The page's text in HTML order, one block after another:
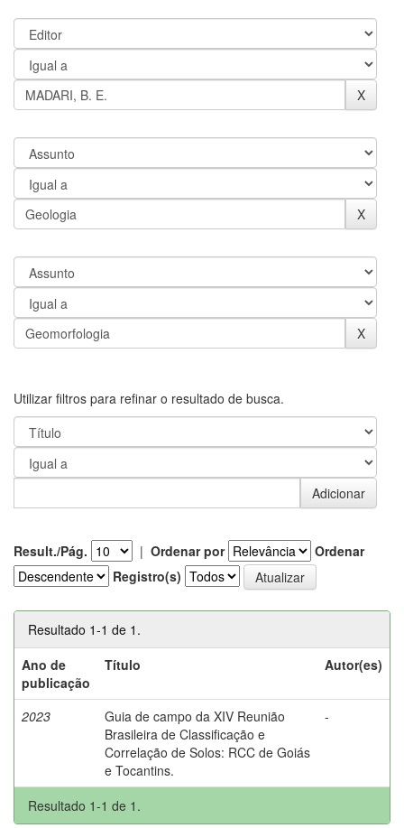
Utilizar filtros para refinar o resultado de busca.
Result./Pág. | Ordenar por
Ordenar
Registro(s)
Resultado 1-1 de 1.
Ano de
publicação
Título Autor(es)
2023
Guia de campo da XIV Reunião
Brasileira de Classificação e
Correlação de Solos: RCC de Goiás
e Tocantins.
-
Resultado 1-1 de 1.